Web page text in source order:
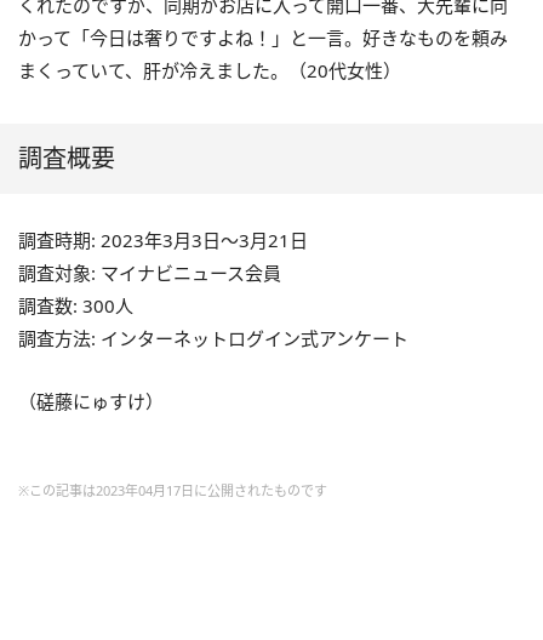
くれたのですが、同期がお店に入って開口一番、大先輩に向
かって「今日は奢りですよね！」と一言。好きなものを頼み
まくっていて、肝が冷えました。（20代女性）
調査概要
調査時期: 2023年3月3日～3月21日
調査対象: マイナビニュース会員
調査数: 300人
調査方法: インターネットログイン式アンケート
（磋藤にゅすけ）
※この記事は2023年04月17日に公開されたものです